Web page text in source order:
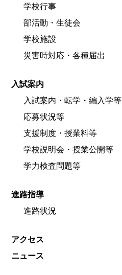
学校行事
部活動・生徒会
学校施設
災害時対応・各種届出
入試案内
入試案内・転学・編入学等
応募状況等
支援制度・授業料等
学校説明会・授業公開等
学力検査問題等
進路指導
進路状況
アクセス
ニュース